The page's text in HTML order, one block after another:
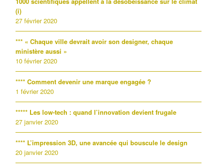
(i)
27 février 2020
*** « Chaque ville devrait avoir son designer, chaque
ministère aussi »
10 février 2020
**** Comment devenir une marque engagée ?
1 février 2020
***** Les low-tech : quand l’innovation devient frugale
27 janvier 2020
**** L’impression 3D, une avancée qui bouscule le design
20 janvier 2020